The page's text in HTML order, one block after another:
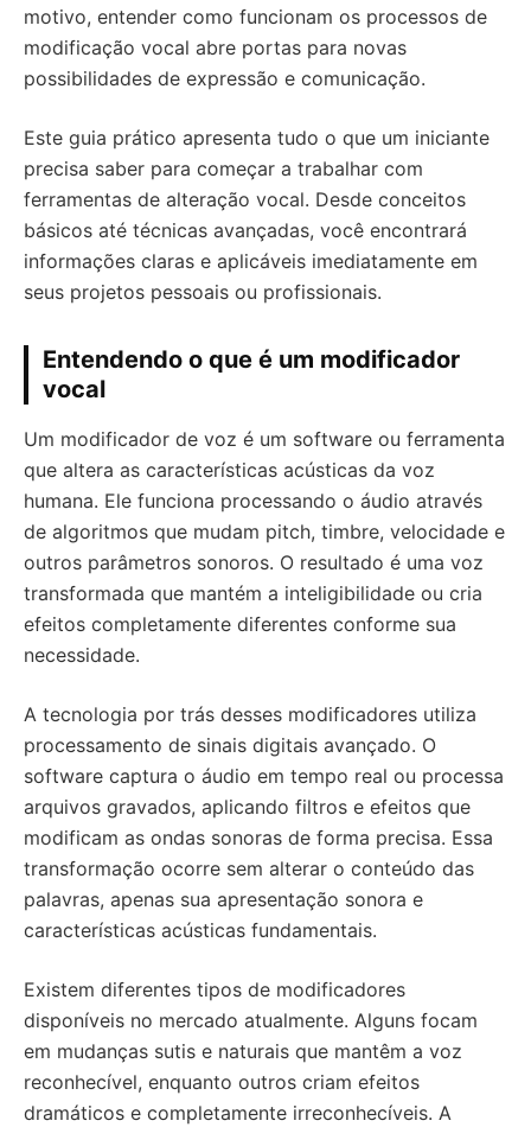
motivo, entender como funcionam os processos de
modificação vocal abre portas para novas
possibilidades de expressão e comunicação.
Este guia prático apresenta tudo o que um iniciante
precisa saber para começar a trabalhar com
ferramentas de alteração vocal. Desde conceitos
básicos até técnicas avançadas, você encontrará
informações claras e aplicáveis imediatamente em
seus projetos pessoais ou profissionais.
Entendendo o que é um modificador
vocal
Um modificador de voz é um software ou ferramenta
que altera as características acústicas da voz
humana. Ele funciona processando o áudio através
de algoritmos que mudam pitch, timbre, velocidade e
outros parâmetros sonoros. O resultado é uma voz
transformada que mantém a inteligibilidade ou cria
efeitos completamente diferentes conforme sua
necessidade.
A tecnologia por trás desses modificadores utiliza
processamento de sinais digitais avançado. O
software captura o áudio em tempo real ou processa
arquivos gravados, aplicando filtros e efeitos que
modificam as ondas sonoras de forma precisa. Essa
transformação ocorre sem alterar o conteúdo das
palavras, apenas sua apresentação sonora e
características acústicas fundamentais.
Existem diferentes tipos de modificadores
disponíveis no mercado atualmente. Alguns focam
em mudanças sutis e naturais que mantêm a voz
reconhecível, enquanto outros criam efeitos
dramáticos e completamente irreconhecíveis. A